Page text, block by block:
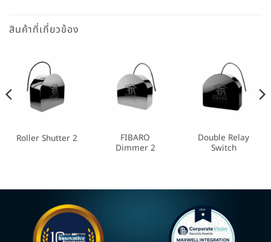
สินค้าที่เกี่ยวข้อง
Roller Shutter 2
FIBARO
Dimmer 2
Double Relay
Switch